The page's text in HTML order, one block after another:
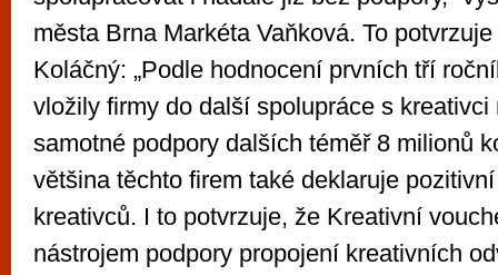
města Brna Markéta Vaňková. To
Koláčný: „Podle hodnocení prvních tří
vložily firmy do další spolupráce s kreativci
samotné podpory dalších téměř 8 milionů
většina těchto firem také deklaruje
kreativců. I to potvrzuje, že Kreativní
nástrojem podpory propojení kreativních